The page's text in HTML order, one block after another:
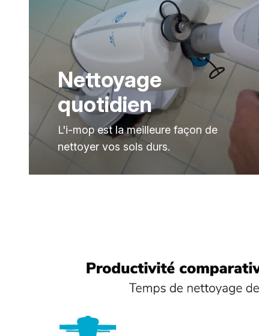
Nettoyage
quotidien
L'i-mop est la meilleure façon de
nettoyer vos sols durs.